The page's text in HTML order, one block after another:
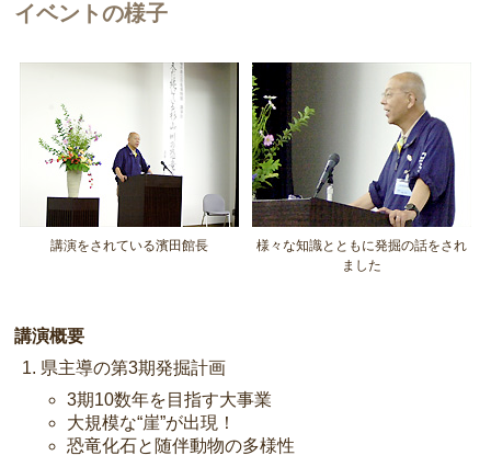
イベントの様子
講演をされている濱田館長
様々な知識とともに発掘の話をされ
ました
講演概要
県主導の第3期発掘計画
3期10数年を目指す大事業
大規模な“崖”が出現！
恐竜化石と随伴動物の多様性